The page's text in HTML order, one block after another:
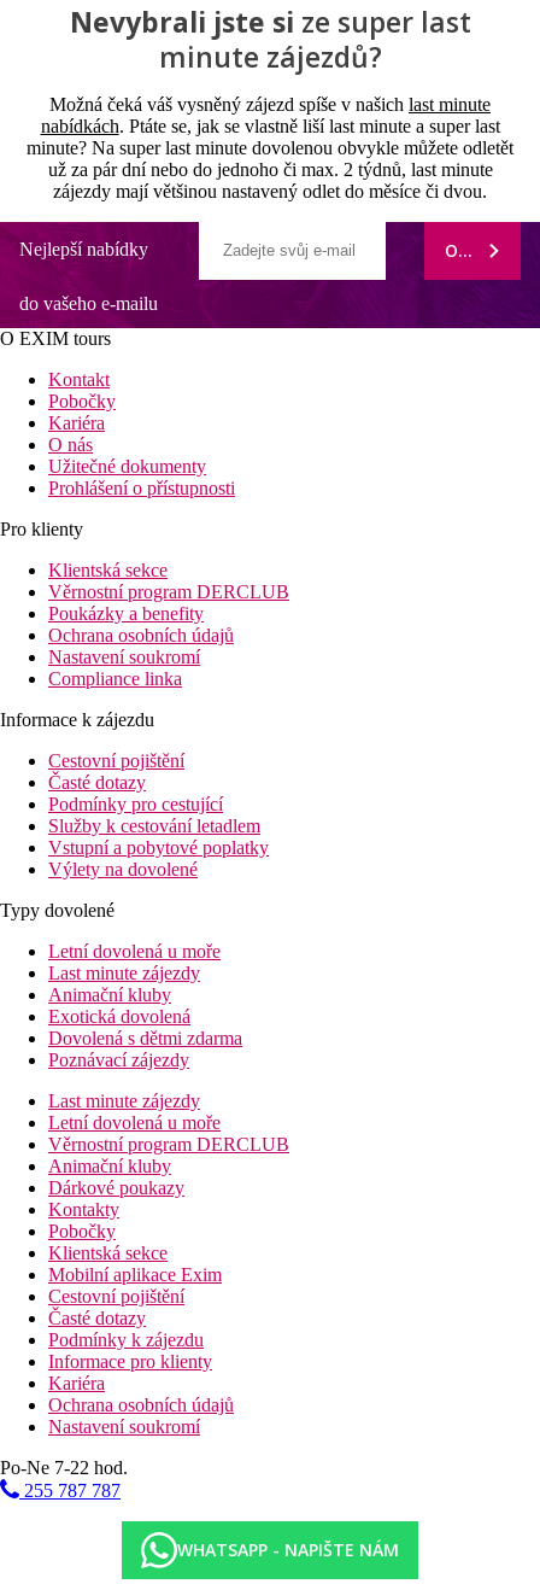
Nevybrali jste si ze super last
minute zájezdů?
Možná čeká váš vysněný zájezd spíše v našich last minute
nabídkách. Ptáte se, jak se vlastně liší last minute a super last
minute? Na super last minute dovolenou obvykle můžete odletět
už za pár dní nebo do jednoho či max. 2 týdnů, last minute
zájezdy mají většinou nastavený odlet do měsíce či dvou.
Nejlepší nabídky
do vašeho e-mailu
ODEBÍRAT
O EXIM tours
Kontakt
Pobočky
Kariéra
O nás
Užitečné dokumenty
Prohlášení o přístupnosti
Pro klienty
Klientská sekce
Věrnostní program DERCLUB
Poukázky a benefity
Ochrana osobních údajů
Nastavení soukromí
Compliance linka
Informace k zájezdu
Cestovní pojištění
Časté dotazy
Podmínky pro cestující
Služby k cestování letadlem
Vstupní a pobytové poplatky
Výlety na dovolené
Typy dovolené
Letní dovolená u moře
Last minute zájezdy
Animační kluby
Exotická dovolená
Dovolená s dětmi zdarma
Poznávací zájezdy
Last minute zájezdy
Letní dovolená u moře
Věrnostní program DERCLUB
Animační kluby
Dárkové poukazy
Kontakty
Pobočky
Klientská sekce
Mobilní aplikace Exim
Cestovní pojištění
Časté dotazy
Podmínky k zájezdu
Informace pro klienty
Kariéra
Ochrana osobních údajů
Nastavení soukromí
Po-Ne 7-22 hod.
255 787 787
WHATSAPP - NAPIŠTE NÁM